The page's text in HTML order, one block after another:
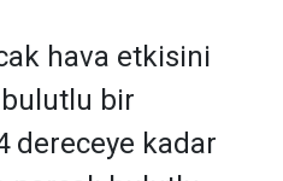
hava etkisini
bir
dereceye kadar